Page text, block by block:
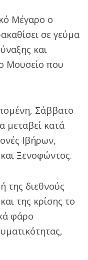
Μέγαρο ο
σε γεύμα
και
Μουσείο που
Σάββατο
μεταβεί κατά
Ιβήρων,
Ξενοφώντος.
της διεθνούς
της κρίσης το
φάρο